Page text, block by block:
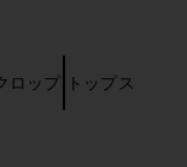
ロップ トップス